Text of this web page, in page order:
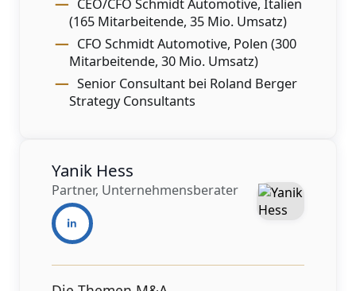
CEO/CFO Schmidt Automotive, Italien
(165 Mitarbeitende, 35 Mio. Umsatz)
CFO Schmidt Automotive, Polen (300
Mitarbeitende, 30 Mio. Umsatz)
Senior Consultant bei Roland Berger
Strategy Consultants
Yanik Hess
Partner, Unternehmensberater